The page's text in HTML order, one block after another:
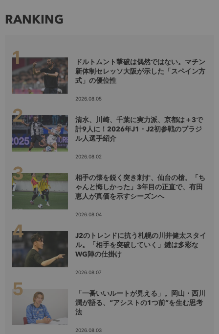
RANKING
ドルトムント撃破は偶然ではない。マチン
新体制セレッソ大阪が示した「スペイン方
式」の優位性
2026.08.05
清水、川崎、千葉に実力派、京都は＋3で
計9人に！2026年J1・J2初参戦のブラジ
ル人選手紹介
2026.08.02
相手の懐を鋭く突き刺す、仙台の槍。「ち
ゃんと悔しかった」3年目の正直で、有田
恵人が真価を示すシーズンへ
2026.08.04
J2のトレンドに抗う札幌の川井健太スタイ
ル。「相手を突破していく」鍵は多彩な
WG陣の仕掛け
2026.08.07
「一番いいルートが見える」。岡山・西川
潤が語る、“アシストの1つ前”を生む思考
法
2026.08.03